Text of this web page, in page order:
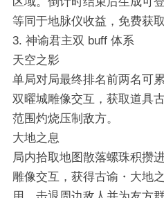
等同于地脉仪收益，免费获
3. 神谕君主双 buff 体系
天空之影
单局对局最终排名前两名可
双曜城雕像交互，获取道具
范围灼烧压制敌方。
大地之息
局内拾取地图散落螺珠积攒
雕像交互，获得古谕・大地